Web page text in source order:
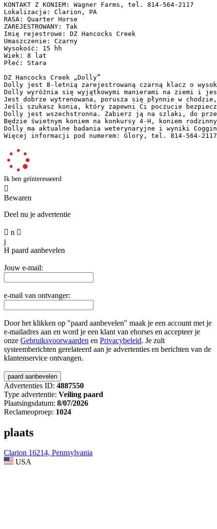
KONTAKT Z KONIEM: Wagner Farms, tel. 814-564-2117
Lokalizacja: Clarion, PA
RASA: Quarter Horse
ZAREJESTROWANY: Tak
Imię rejestrowe: DZ Hancocks Creek
Umaszczenie: Czarny
Wysokość: 15 hh
Wiek: 8 lat
Płeć: Stara
DZ Hancocks Creek „Dolly”
Dolly jest 8-letnią zarejestrowaną czarną klacz o
Dolly wyróżnia się wyjątkowymi manierami na ziemi i
Jest dobrze wytrenowana, porusza się płynnie w
Jeśli szukasz konia, który zapewni Ci poczucie
Dolly jest wszechstronna. Zabierz ją na szlaki, do
Będzie świetnym koniem na konkursy 4-H, koniem
Dolly ma aktualne badania weterynaryjne i wyniki
Więcej informacji pod numerem: Glory, tel. 814-564-
Ik ben geïnteresseerd

Bewaren
Deel nu je advertentie
 n 
j
H paard aanbevelen
Jouw e-mail:
e-mail van ontvanger:
Door het klikken op "paard aanbevelen" maak je een account met je
e-mailadres aan en word je een klant van ehorses en accepteer je
onze Gebruiksvoorwaarden en Privacybeleid. Je zult
systeemberichten gerelateerd aan je advertenties en berichten van de
klantenservice ontvangen.
Advertenties ID: 4887550
Type advertentie: Veiling paard
Plaatsingsdatum: 8/07/2026
Reclameoproep: 1024
plaats
Clarion 16214, Pennsylvania
USA